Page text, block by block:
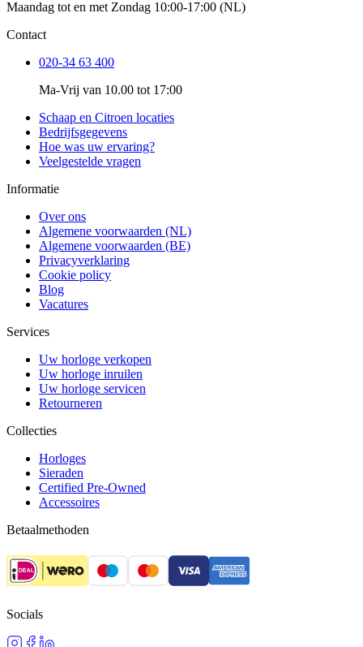
Maandag tot en met Zondag 10:00-17:00 (NL)
Contact
020-34 63 400
Ma-Vrij van 10.00 tot 17:00
Schaap en Citroen locaties
Bedrijfsgegevens
Hoe was uw ervaring?
Veelgestelde vragen
Informatie
Over ons
Algemene voorwaarden (NL)
Algemene voorwaarden (BE)
Privacyverklaring
Cookie policy
Blog
Vacatures
Services
Uw horloge verkopen
Uw horloge inruilen
Uw horloge servicen
Retourneren
Collecties
Horloges
Sieraden
Certified Pre-Owned
Accessoires
Betaalmethoden
Socials